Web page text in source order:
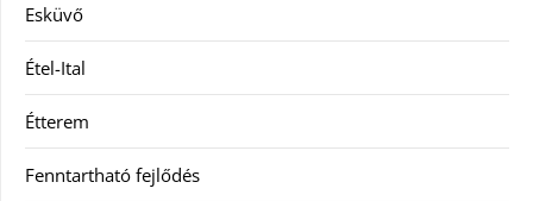
Esküvő
Étel-Ital
Étterem
Fenntartható fejlődés